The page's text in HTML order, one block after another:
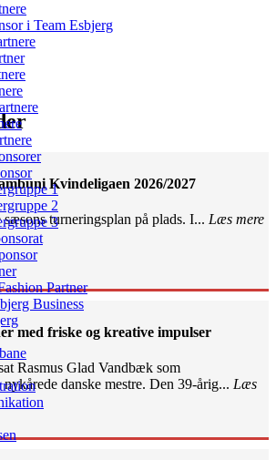
i Team Esbjerg
1
2
3
Partner
Business
Kvindeligaen 2026/2027
sæsons turneringsplan på plads. I... Læs mere
med friske og kreative impulser
Rasmus Glad Vandbæk som
danske mestre. Den 39-årig... Læs